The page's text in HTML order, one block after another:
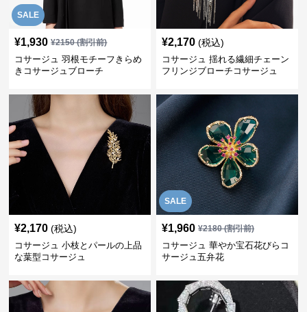
SALE
¥1,930 ¥2150(割引前)
コサージュ 羽根モチーフきらめ
きコサージュブローチ
¥2,170 (税込)
コサージュ 揺れる繊細チェーン
フリンジブローチコサージュ
¥2,170 (税込)
コサージュ 小枝とパールの上品
な葉型コサージュ
SALE
¥1,960 ¥2180(割引前)
コサージュ 華やか宝石花びらコ
サージュ五弁花